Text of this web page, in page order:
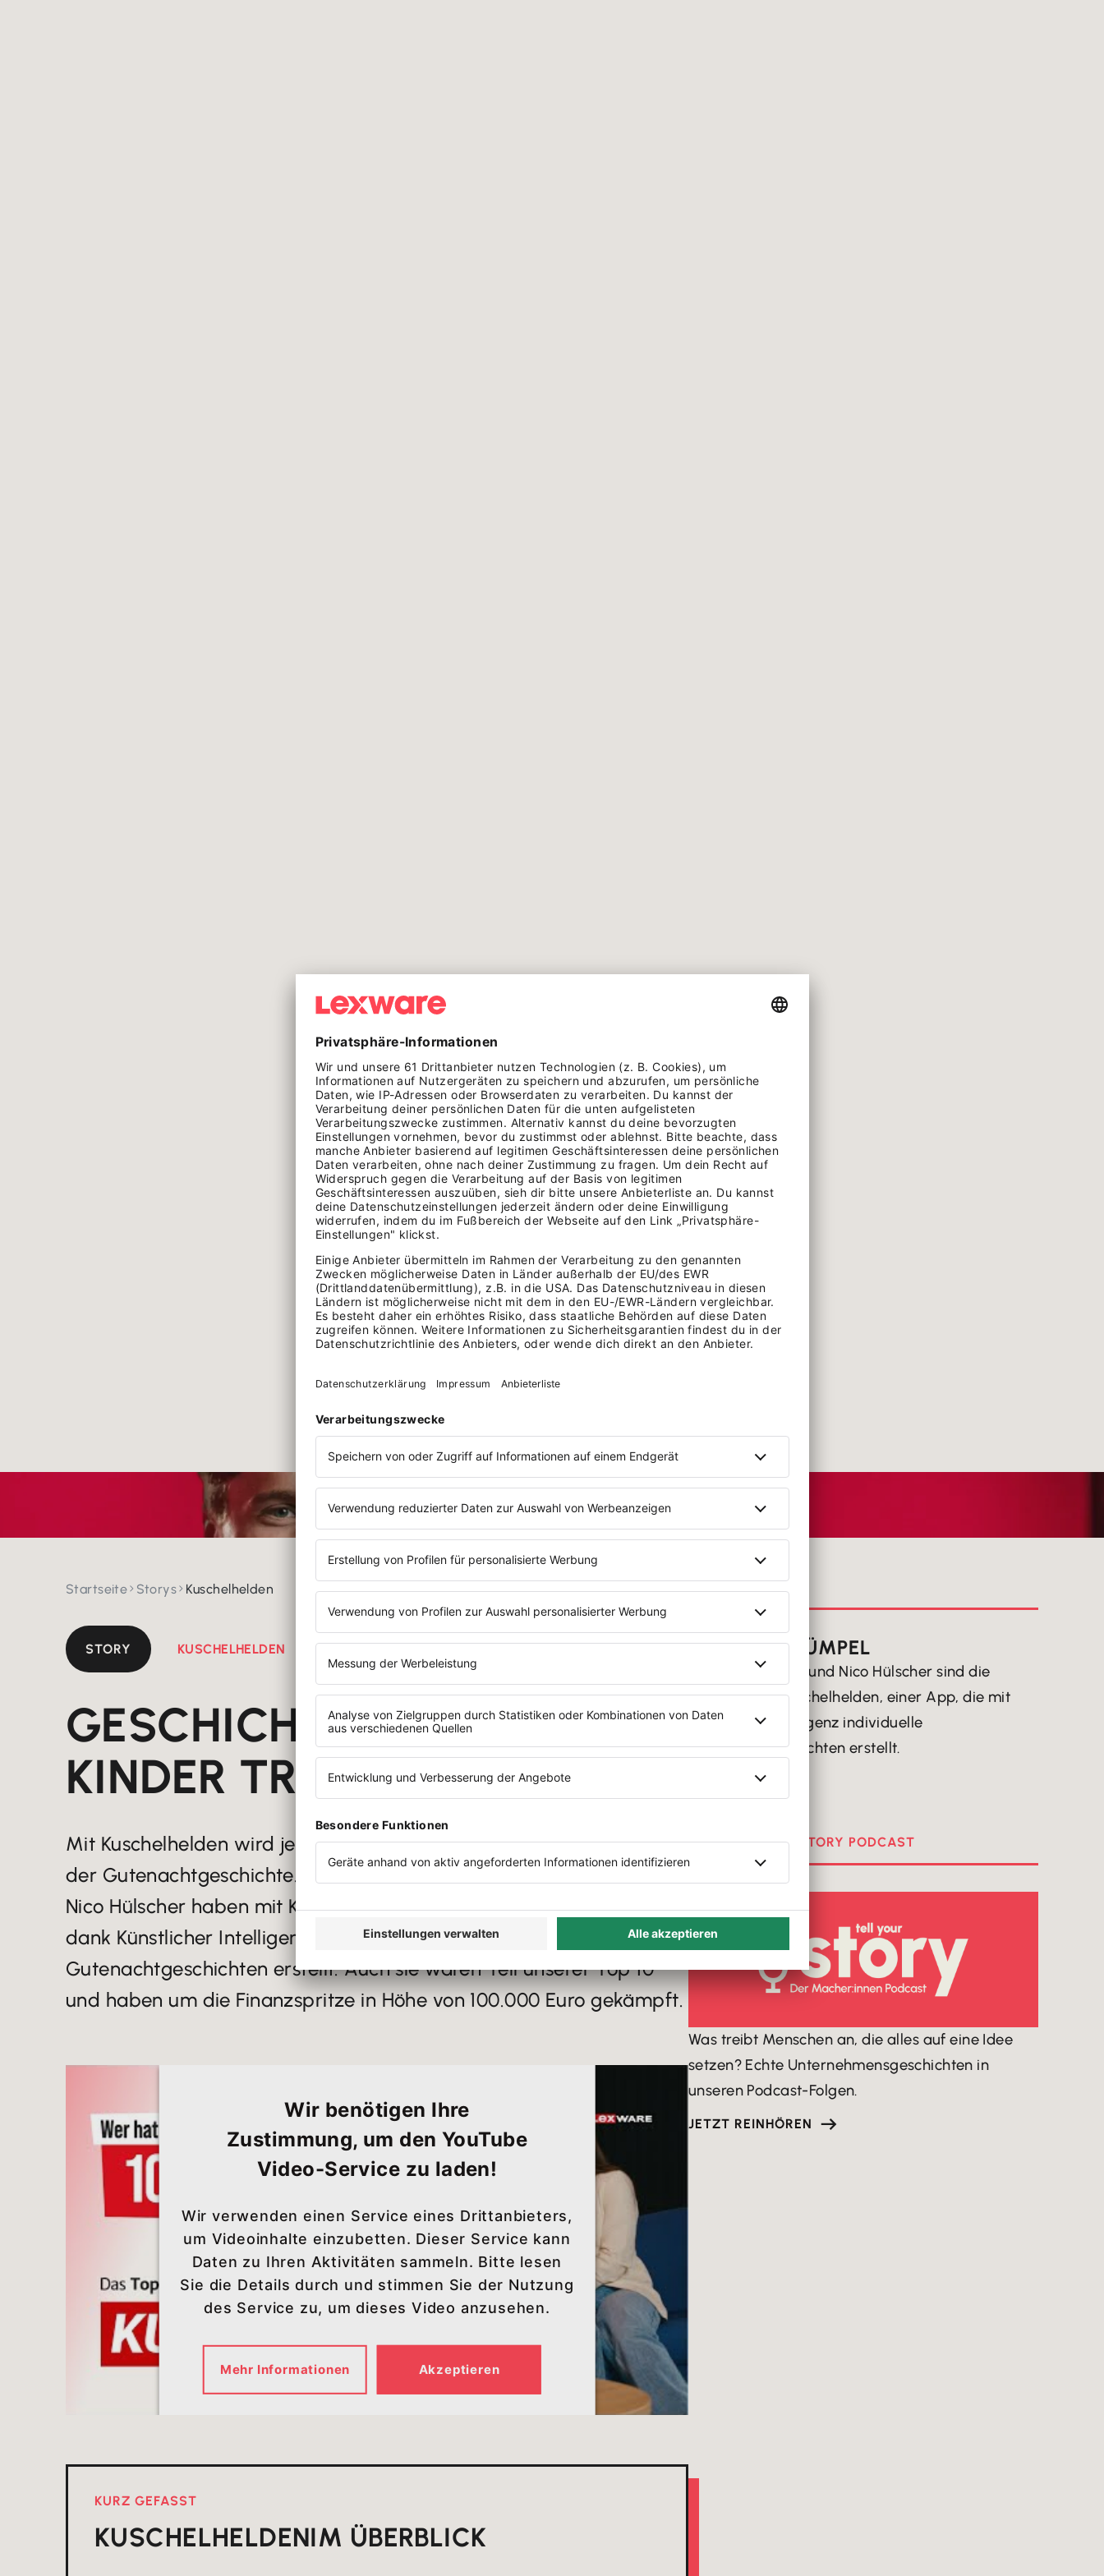
Startseite  Storys  Kuschelhelden LESEZEIT:2MIN
STORY KUSCHELHELDEN
GESCHICHTEN, VON DENEN
KINDER TRÄUMEN
Mit Kuschelhelden wird jedes Kind und jedes Kuscheltier zum Star
der Gutenachtgeschichte. Denn die Gründer Vanessa Dümpel und
Nico Hülscher haben mit Kuschelhelden eine App entwickelt, die
dank Künstlicher Intelligenz einzigartige individuelle
Gutenachtgeschichten erstellt. Auch sie waren Teil unserer Top 10
und haben um die Finanzspritze in Höhe von 100.000 Euro gekämpft.
Wir benötigen Ihre
Zustimmung, um den YouTube
Video-Service zu laden!
Wir verwenden einen Service eines Drittanbieters,
um Videoinhalte einzubetten. Dieser Service kann
Daten zu Ihren Aktivitäten sammeln. Bitte lesen
Sie die Details durch und stimmen Sie der Nutzung
des Service zu, um dieses Video anzusehen.
Mehr Informationen Akzeptieren
KURZ GEFASST
KUSCHELHELDENIM ÜBERBLICK
ZUR PERSON
VANESSA DÜMPEL
Vanessa Dümpel und Nico Hülscher sind die
Gründer von Kuschelhelden, einer App, die mit
Künstlicher Intelligenz individuelle
Gutenachtgeschichten erstellt.

DER TELL YOUR STORY PODCAST
Was treibt Menschen an, die alles auf eine Idee
setzen? Echte Unternehmensgeschichten in
unseren Podcast-Folgen.
JETZT REINHÖREN